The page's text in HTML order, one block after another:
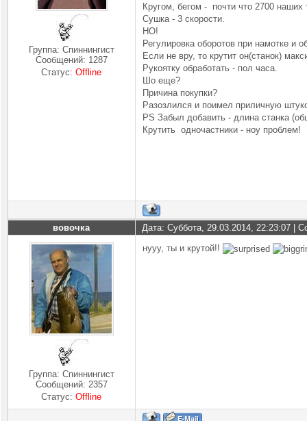
Группа: Спиннингист
Сообщений: 1287
Статус:Offline
Кругом, бегом - почти что 2700
Сушка - 3 скорости.
НО!
Регулировка оборотов при намотке и
Если не вру, то крутит он(станок)
Рукоятку обработать - пол часа.
Шо еще?
Причина покупки?
Разозлился и поимел приличную
PS Забыл добавить - длина станка
Крутить одночастники - ноу проблем!
вовочка Дата: Суббота, 29.03.2014, 22:23:07 |
Группа: Спиннингист
Сообщений: 2357
Статус:Offline
нууу, ты и крутой!!